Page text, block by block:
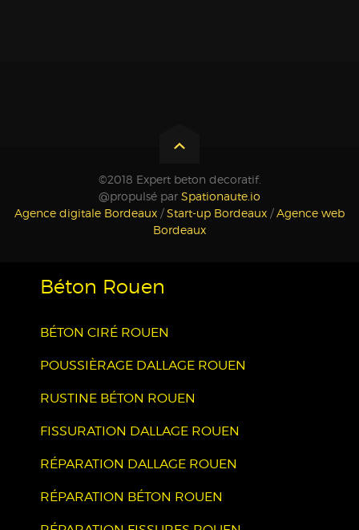
©2018 Expert beton decoratif.
@propulsé par Spationaute.io
Agence digitale Bordeaux /Start-up Bordeaux /Agence web
Bordeaux
Béton Rouen
BÉTON CIRÉ ROUEN
POUSSIÈRAGE DALLAGE ROUEN
RUSTINE BÉTON ROUEN
FISSURATION DALLAGE ROUEN
RÉPARATION DALLAGE ROUEN
RÉPARATION BÉTON ROUEN